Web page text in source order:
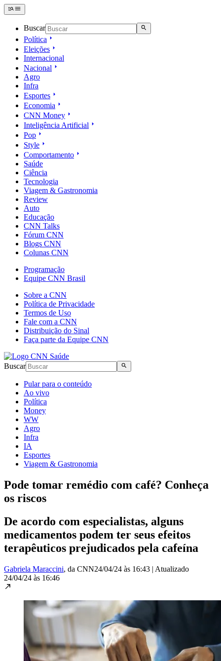
Buscar
Política
Eleições
Internacional
Nacional
Agro
Infra
Esportes
Economia
CNN Money
Inteligência Artificial
Pop
Style
Comportamento
Saúde
Ciência
Tecnologia
Viagem & Gastronomia
Review
Auto
Educação
CNN Talks
Fórum CNN
Blogs CNN
Colunas CNN
Programação
Equipe CNN Brasil
Sobre a CNN
Política de Privacidade
Termos de Uso
Fale com a CNN
Distribuição do Sinal
Faça parte da Equipe CNN
Buscar
Pular para o conteúdo
Ao vivo
Política
Money
WW
Agro
Infra
IA
Esportes
Viagem & Gastronomia
Pode tomar remédio com café? Conheça
os riscos
De acordo com especialistas, alguns
medicamentos podem ter seus efeitos
terapêuticos prejudicados pela cafeína
Gabriela Maraccini, da CNN24/04/24 às 16:43 | Atualizado
24/04/24 às 16:46